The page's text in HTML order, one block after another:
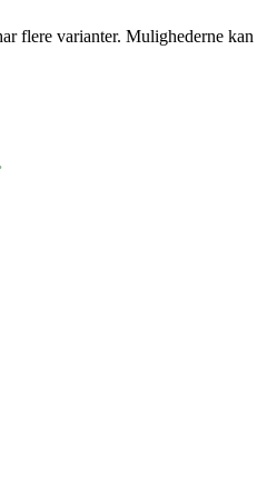
flere varianter. Mulighederne kan